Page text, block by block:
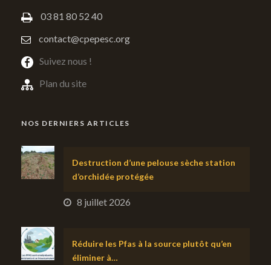
03 81 80 52 40
contact@cpepesc.org
Suivez nous !
Plan du site
NOS DERNIERS ARTICLES
Destruction d’une pelouse sèche station
d’orchidée protégée
8 juillet 2026
Réduire les Pfas à la source plutôt qu’en
éliminer à…